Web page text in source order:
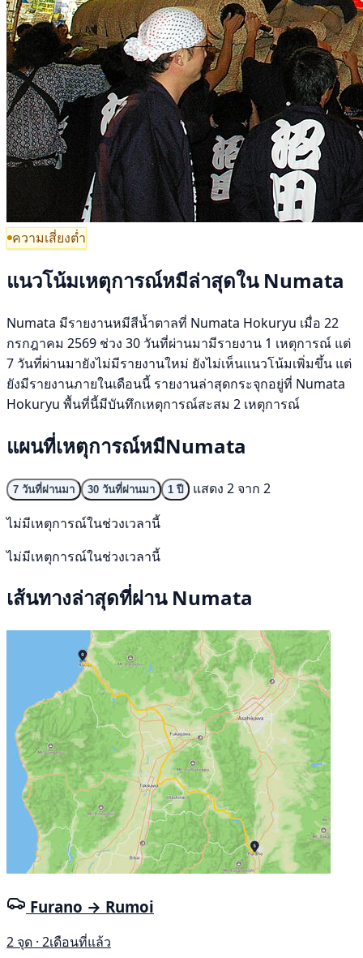
ความเสี่ยงต่ำ
แนวโน้มเหตุการณ์หมีล่าสุดใน Numata
Numata มีรายงานหมีสีน้ำตาลที่ Numata Hokuryu เมื่อ 22
กรกฎาคม 2569 ช่วง 30 วันที่ผ่านมามีรายงาน 1 เหตุการณ์ แต่
7 วันที่ผ่านมายังไม่มีรายงานใหม่ ยังไม่เห็นแนวโน้มเพิ่มขึ้น แต่
ยังมีรายงานภายในเดือนนี้ รายงานล่าสุดกระจุกอยู่ที่ Numata
Hokuryu พื้นที่นี้มีบันทึกเหตุการณ์สะสม 2 เหตุการณ์
แผนที่เหตุการณ์หมีNumata
7 วันที่ผ่านมา 30 วันที่ผ่านมา 1 ปี
แสดง 2 จาก 2
ไม่มีเหตุการณ์ในช่วงเวลานี้
ไม่มีเหตุการณ์ในช่วงเวลานี้
เส้นทางล่าสุดที่ผ่าน Numata
Furano → Rumoi
2 จุด · 2เดือนที่แล้ว